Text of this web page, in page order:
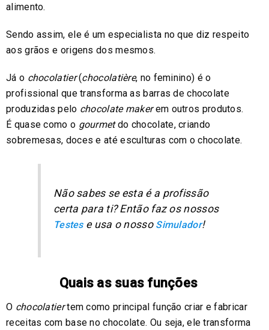
alimento.
Sendo assim, ele é um especialista no que diz respeito
aos grãos e origens dos mesmos.
Já o chocolatier(chocolatière, no feminino) é o
profissional que transforma as barras de chocolate
produzidas pelo chocolate makerem outros produtos.
É quase como o gourmetdo chocolate, criando
sobremesas, doces e até esculturas com o chocolate.
Não sabes se esta é a profissão
certa para ti? Então faz os nossos
Testes e usa o nosso Simulador!
Quais as suas funções
O chocolatiertem como principal função criar e fabricar
receitas com base no chocolate. Ou seja, ele transforma